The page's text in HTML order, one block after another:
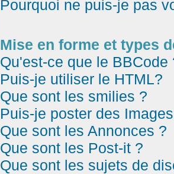
Pourquoi ne puis-je pas
Mise en forme et types
Qu'est-ce que le BBCode
Puis-je utiliser le HTML?
Que sont les smilies ?
Puis-je poster des
Que sont les Annonces ?
Que sont les Post-it ?
Que sont les sujets de